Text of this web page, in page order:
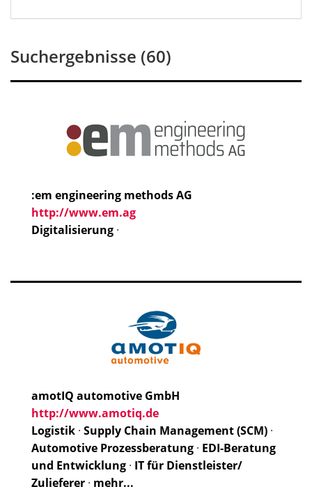
Suchergebnisse (60)
:em engineering methods AG
http://www.em.ag
Digitalisierung ·
amotIQ automotive GmbH
http://www.amotiq.de
Logistik · Supply Chain Management (SCM) ·
Automotive Prozessberatung · EDI-Beratung
und Entwicklung · IT für Dienstleister/
Zulieferer · mehr...